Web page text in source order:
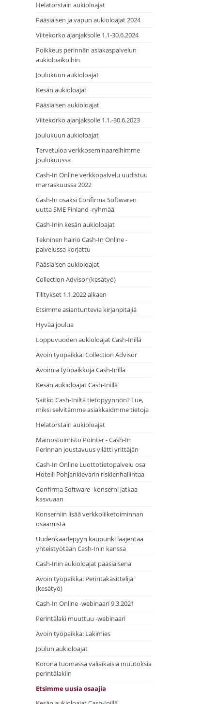
Helatorstain aukioloajat
Pääsiäisen ja vapun aukioloajat 2024
Viitekorko ajanjaksolle 1.1-30.6.2024
Poikkeus perinnän asiakaspalvelun
aukioloaikoihin
Joulukuun aukioloajat
Kesän aukioloajat
Pääsiäisen aukioloajat
Viitekorko ajanjaksolle 1.1.-30.6.2023
Joulukuun aukioloajat
Tervetuloa verkkoseminaareihimme
joulukuussa
Cash-In Online verkkopalvelu uudistuu
marraskuussa 2022
Cash-In osaksi Confirma Softwaren
uutta SME Finland -ryhmää
Cash-Inin kesän aukioloajat
Tekninen häiriö Cash-In Online -
palvelussa korjattu
Pääsiäisen aukioloajat
Collection Advisor (kesätyö)
Tilitykset 1.1.2022 alkaen
Etsimme asiantuntevia kirjanpitäjiä
Hyvää joulua
Loppuvuoden aukioloajat Cash-Inillä
Avoin työpaikka: Collection Advisor
Avoimia työpaikkoja Cash-Inillä
Kesän aukioloajat Cash-Inillä
Saitko Cash-Iniltä tietopyynnön? Lue,
miksi selvitämme asiakkaidmme tietoja
Helatorstain aukioloajat
Mainostoimisto Pointer - Cash-In
Perinnän joustavuus yllätti yrittäjän
Cash-In Online Luottotietopalvelu osa
Hotelli Pohjankievarin riskienhallintaa
Confirma Software -konserni jatkaa
kasvuaan
Konserniin lisää verkkoliiketoiminnan
osaamista
Uudenkaarlepyyn kaupunki laajentaa
yhteistyötään Cash-Inin kanssa
Cash-Inin aukioloajat pääsiäisenä
Avoin työpaikka: Perintäkäsittelijä
(kesätyö)
Cash-In Online -webinaari 9.3.2021
Perintälaki muuttuu -webinaari
Avoin työpaikka: Lakimies
Joulun aukioloajat
Korona tuomassa väliaikaisia muutoksia
perintälakiin
Etsimme uusia osaajia